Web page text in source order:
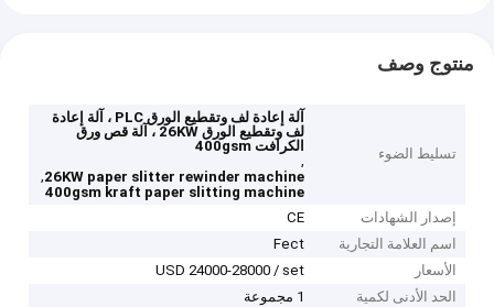
منتوج وصف
تسليط الضوء
آلة إعادة لف وتقطيع الورق PLC ، آلة إعادة
لف وتقطيع الورق 26KW ، آلة قص ورق
الكرافت 400gsm
,
26KW paper slitter rewinder machine
,
400gsm kraft paper slitting machine
إصدار الشهادات
CE
اسم العلامة التجارية
Fect
الأسعار
USD 24000-28000 / set
الحد الأدنى لكمية
1 مجموعة